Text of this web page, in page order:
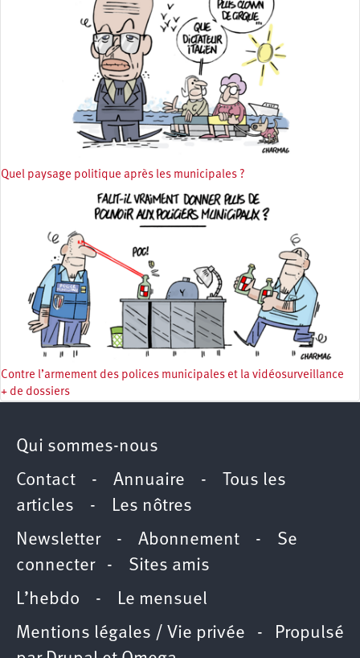
Quel paysage politique après les municipales ?
Contre l’armement des polices municipales et la vidéosurveillance
+ de dossiers
Qui sommes-nous
Contact - Annuaire -
Tous les
articles - Les nôtres
Newsletter- Abonnement - Se
connecter- Sites amis
L’hebdo - Le mensuel
Mentions légales / Vie privée - Propulsé